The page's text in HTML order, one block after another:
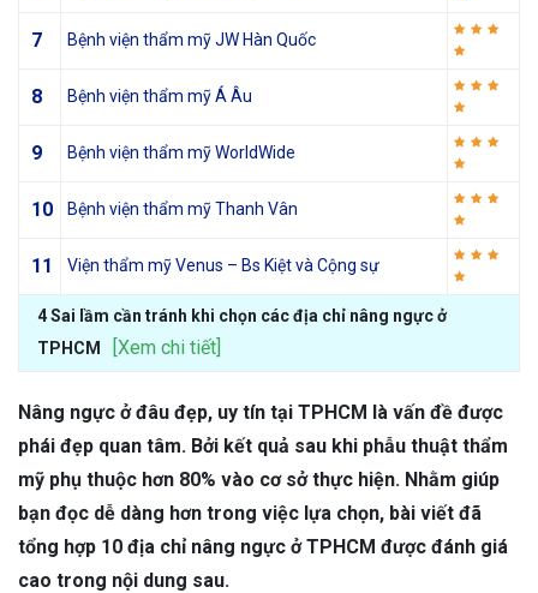
7 Bệnh viện thẩm mỹ JW Hàn Quốc
8 Bệnh viện thẩm mỹ Á Âu
9 Bệnh viện thẩm mỹ WorldWide
10 Bệnh viện thẩm mỹ Thanh Vân
11 Viện thẩm mỹ Venus – Bs Kiệt và Cộng sự
4 Sai lầm cần tránh khi chọn các địa chỉ nâng ngực ở
TPHCM
[Xem chi tiết]
Nâng ngực ở đâu đẹp, uy tín tại TPHCM là vấn đề được
phái đẹp quan tâm. Bởi kết quả sau khi phẫu thuật thẩm
mỹ phụ thuộc hơn 80% vào cơ sở thực hiện. Nhằm giúp
bạn đọc dễ dàng hơn trong việc lựa chọn, bài viết đã
tổng hợp 10 địa chỉ nâng ngực ở TPHCM được đánh giá
cao trong nội dung sau.